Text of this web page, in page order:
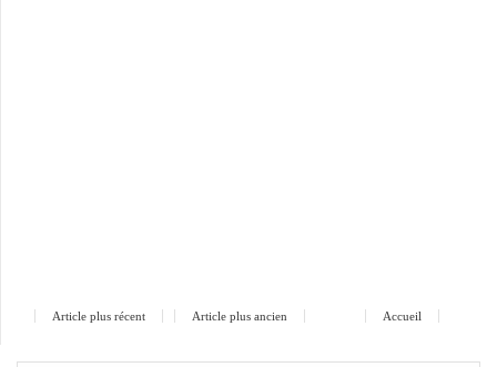
Article plus récent Article plus ancien Accueil